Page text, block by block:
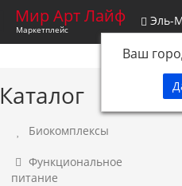
Мир Арт Лайф
Маркетплейс
Эль-
Ваш
Каталог
Биокомплексы
Функциональное
питание